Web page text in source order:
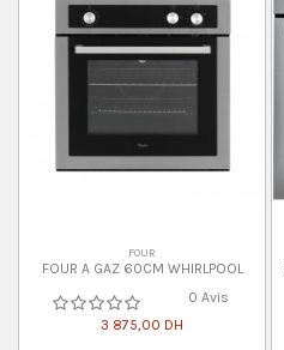
FOUR
FOUR A GAZ 60CM WHIRLPOOL
0 Avis
3 875,00 DH